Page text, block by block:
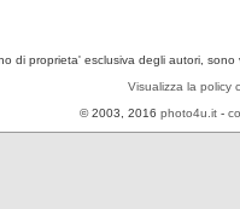
di proprieta' esclusiva degli autori,
Visualizza la policy
© 2003, 2016 photo4u.it-